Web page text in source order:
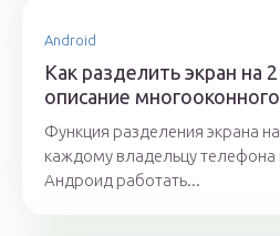
Android
Как разделить экран на
описание
Функция разделения экрана
каждому владельцу телефона
Андроид работать...